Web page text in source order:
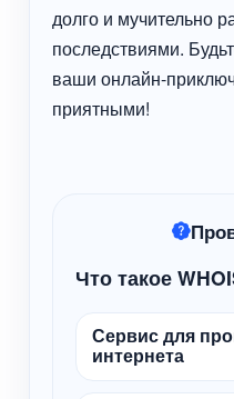
долго и мучительно
последствиями.
ваши онлайн-
приятными!
Что такое
Сервис для
интернета